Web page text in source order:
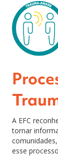
A EFC
tornar
esse